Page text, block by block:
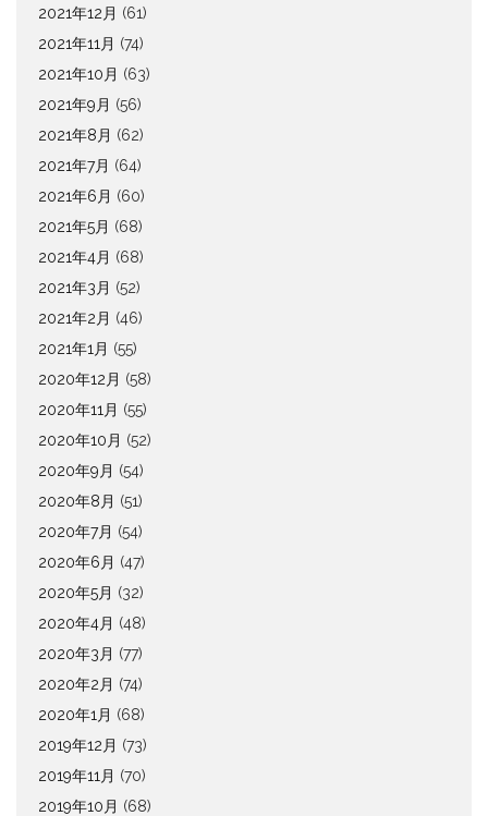
2021年12月 (61)
2021年11月 (74)
2021年10月 (63)
2021年9月 (56)
2021年8月 (62)
2021年7月 (64)
2021年6月 (60)
2021年5月 (68)
2021年4月 (68)
2021年3月 (52)
2021年2月 (46)
2021年1月 (55)
2020年12月 (58)
2020年11月 (55)
2020年10月 (52)
2020年9月 (54)
2020年8月 (51)
2020年7月 (54)
2020年6月 (47)
2020年5月 (32)
2020年4月 (48)
2020年3月 (77)
2020年2月 (74)
2020年1月 (68)
2019年12月 (73)
2019年11月 (70)
2019年10月 (68)